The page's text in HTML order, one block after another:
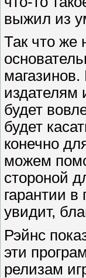
выжил из
Так что же
издателям
будет
будет
конечно
можем
стороной
гарантии в
увидит,
Рэйнс
эти
релизам